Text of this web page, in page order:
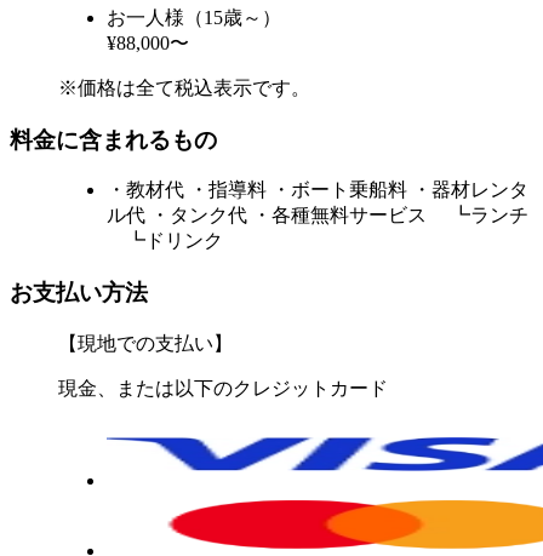
お一人様（15歳～）
¥88,000〜
※価格は全て税込表示です。
料金に含まれるもの
・教材代 ・指導料 ・ボート乗船料 ・器材レンタ
ル代 ・タンク代 ・各種無料サービス ┗ランチ
┗ドリンク
お支払い方法
【現地での支払い】
現金、または以下のクレジットカード